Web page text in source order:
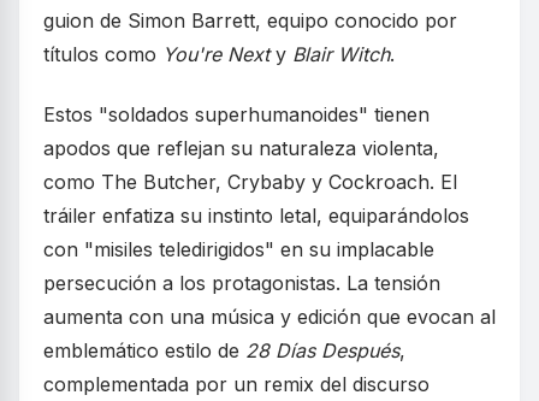
guion de Simon Barrett, equipo conocido por
títulos como You're Nexty Blair Witch.
Estos "soldados superhumanoides" tienen
apodos que reflejan su naturaleza violenta,
como The Butcher, Crybaby y Cockroach. El
tráiler enfatiza su instinto letal, equiparándolos
con "misiles teledirigidos" en su implacable
persecución a los protagonistas. La tensión
aumenta con una música y edición que evocan al
emblemático estilo de 28 Días Después,
complementada por un remix del discurso